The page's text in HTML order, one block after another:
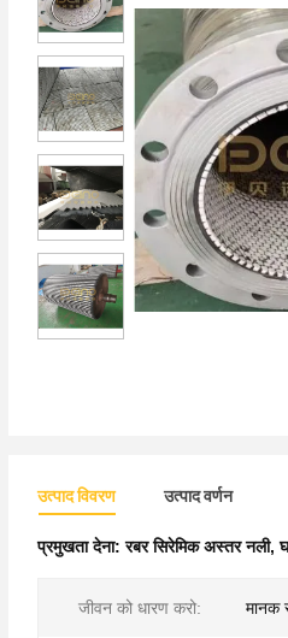
उत्पाद विवरण उत्पाद वर्णन
प्रमुखता देना:रबर सिरेमिक अस्तर नली,
जीवन को धारण करो: मानक